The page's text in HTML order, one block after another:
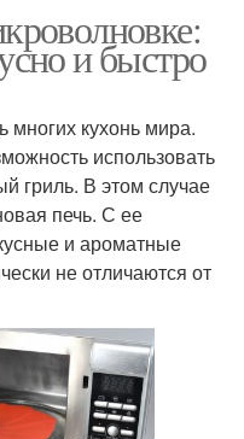
и быстро
многих кухонь мира.
использовать
гриль. В этом случае
печь. С ее
и ароматные
не отличаются от